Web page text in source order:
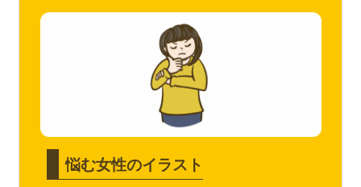
悩む女性のイラスト